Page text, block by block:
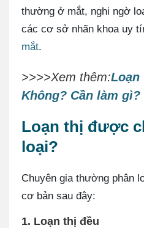
thường ở mắt, nghi ngờ
các cơ sở nhãn khoa uy
mắt.
>>>>Xem thêm:Loạn
Không? Cần làm gì?
Loạn thị được
loại?
Chuyên gia thường phân
cơ bản sau đây:
1. Loạn thị đều